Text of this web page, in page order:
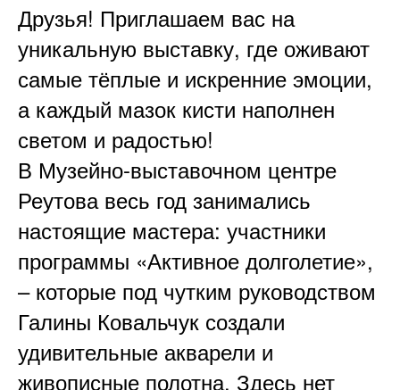
Друзья! Приглашаем вас на
уникальную выставку, где оживают
самые тёплые и искренние эмоции,
а каждый мазок кисти наполнен
светом и радостью!
В Музейно-выставочном центре
Реутова весь год занимались
настоящие мастера: участники
программы «Активное долголетие»,
– которые под чутким руководством
Галины Ковальчук создали
удивительные акварели и
живописные полотна. Здесь нет